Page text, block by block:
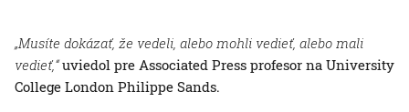
„Musíte dokázať, že vedeli, alebo mohli vedieť, alebo mali
vedieť,“uviedol pre Associated Press profesor na University
College London Philippe Sands.